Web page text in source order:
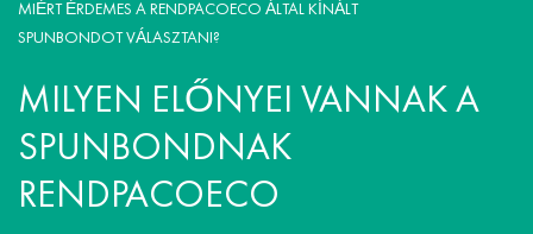
MIÉRT ÉRDEMES A RENDPACOECO ÁLTAL KÍNÁLT
SPUNBONDOT VÁLASZTANI?
MILYEN ELŐNYEI VANNAK A
SPUNBONDNAK
RENDPACOECO